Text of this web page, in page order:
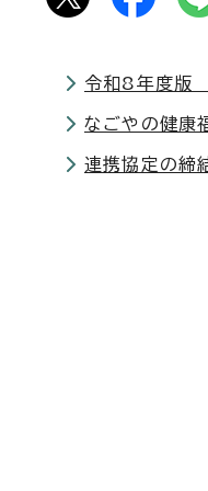
令和8年度版
なごやの健康
連携協定の締